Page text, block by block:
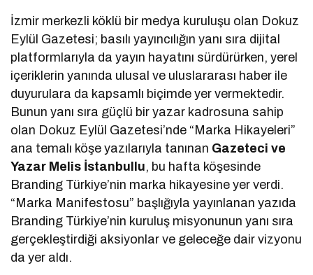
İzmir merkezli köklü bir medya kuruluşu olan Dokuz
Eylül Gazetesi; basılı yayıncılığın yanı sıra dijital
platformlarıyla da yayın hayatını sürdürürken, yerel
içeriklerin yanında ulusal ve uluslararası haber ile
duyurulara da kapsamlı biçimde yer vermektedir.
Bunun yanı sıra güçlü bir yazar kadrosuna sahip
olan Dokuz Eylül Gazetesi’nde “Marka Hikayeleri”
ana temalı köşe yazılarıyla tanınan Gazeteci ve
Yazar Melis İstanbullu, bu hafta köşesinde
Branding Türkiye’nin marka hikayesine yer verdi.
“Marka Manifestosu” başlığıyla yayınlanan yazıda
Branding Türkiye’nin kuruluş misyonunun yanı sıra
gerçekleştirdiği aksiyonlar ve geleceğe dair vizyonu
da yer aldı.